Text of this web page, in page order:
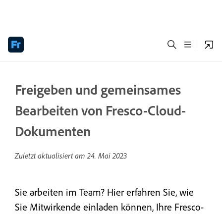
Freigeben und gemeinsames
Bearbeiten von Fresco-Cloud-
Dokumenten
Zuletzt aktualisiert am24. Mai 2023
Sie arbeiten im Team? Hier erfahren Sie, wie
Sie Mitwirkende einladen können, Ihre Fresco-